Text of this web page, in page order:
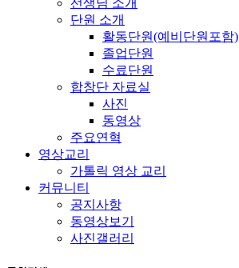
단원 소개
활동단원(예비단원포함)
졸업단원
수료단원
합창단 자료실
사진
동영상
주요연혁
영상교리
가톨릭 영상 교리
커뮤니티
공지사항
동영상보기
사진갤러리